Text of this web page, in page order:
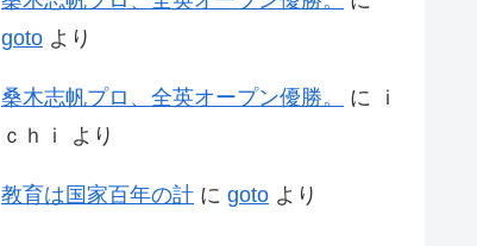
goto より
桑木志帆プロ、全英オープン優勝。 に
ｉ
ｃｈｉ
より
教育は国家百年の計 に goto より